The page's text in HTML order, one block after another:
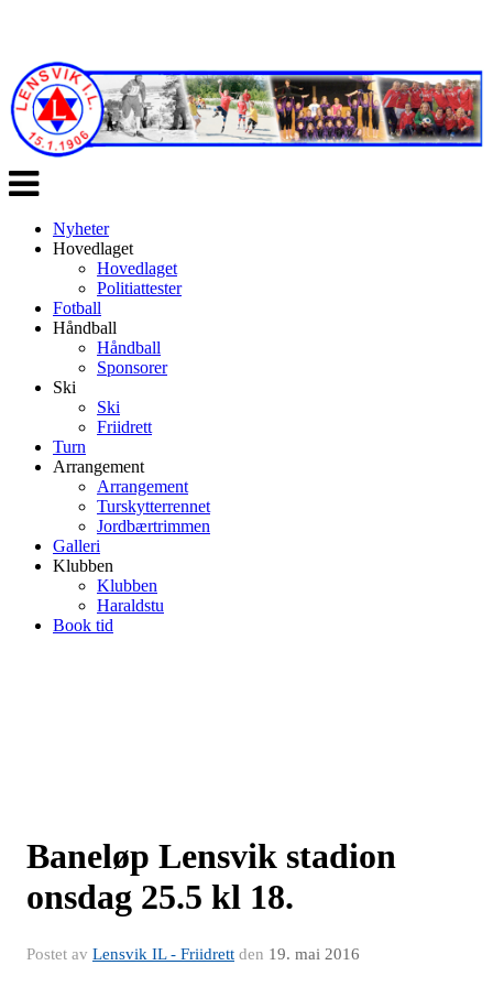
Veksle
navigasjon
Nyheter
Hovedlaget
Hovedlaget
Politiattester
Fotball
Håndball
Håndball
Sponsorer
Ski
Ski
Friidrett
Turn
Arrangement
Arrangement
Turskytterrennet
Jordbærtrimmen
Galleri
Klubben
Klubben
Haraldstu
Book tid
Baneløp Lensvik stadion
onsdag 25.5 kl 18.
Postet av Lensvik IL - Friidrett den 19. mai 2016